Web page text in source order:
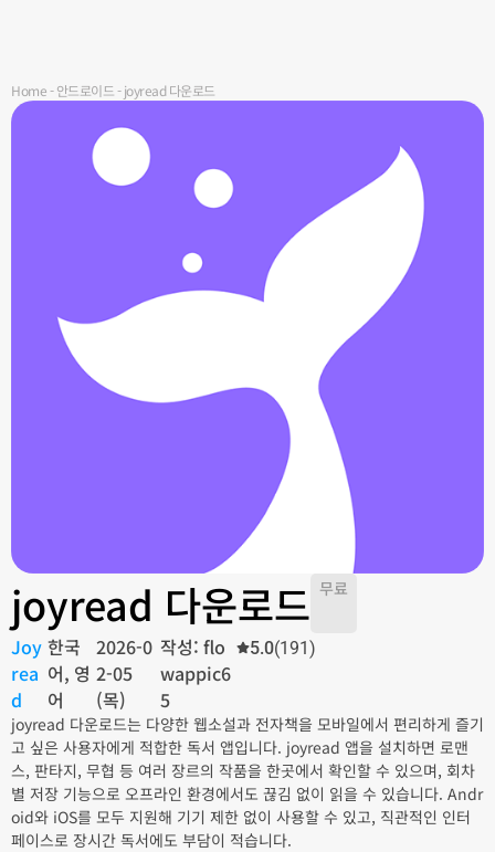
Home-안드로이드-joyread 다운로드
joyread 다운로드 무료
Joy
rea
d
한국
어, 영
어
2026-0
2-05
(목)
작성: flo
wappic6
5
5.0(191)
joyread 다운로드는 다양한 웹소설과 전자책을 모바일에서 편리하게 즐기
고 싶은 사용자에게 적합한 독서 앱입니다. joyread 앱을 설치하면 로맨
스, 판타지, 무협 등 여러 장르의 작품을 한곳에서 확인할 수 있으며, 회차
별 저장 기능으로 오프라인 환경에서도 끊김 없이 읽을 수 있습니다. Andr
oid와 iOS를 모두 지원해 기기 제한 없이 사용할 수 있고, 직관적인 인터
페이스로 장시간 독서에도 부담이 적습니다.